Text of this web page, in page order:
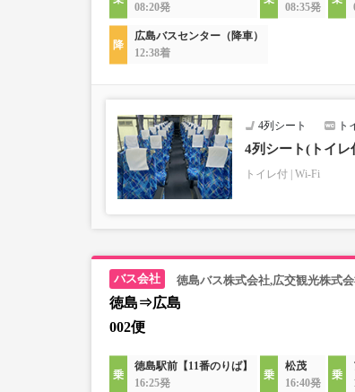
08:20発
08:35発
広島バスセンター（降車）
12:38着
4列シート ト
4列シート(トイレ
トイレ付 Wi-Fi
徳島バス株式会社,広交観光株式
徳島⇒広島
002便
徳島駅前【11番のりば】
16:25発
松茂
16:40発